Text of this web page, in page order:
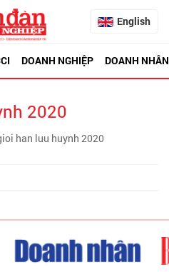
English
DOANH NGHIỆP DOANH NHÂN
2020
han luu huynh 2020